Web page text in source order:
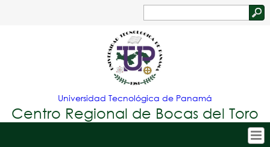
Jump to navigation
de
búsqueda
Universidad Tecnológica de Panamá
Centro Regional de Bocas del Toro